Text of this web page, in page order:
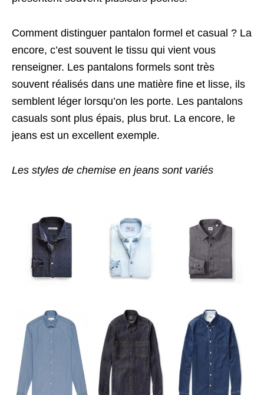
Comment distinguer pantalon formel et casual ? La
encore, c’est souvent le tissu qui vient vous
renseigner. Les pantalons formels sont très
souvent réalisés dans une matière fine et lisse, ils
semblent léger lorsqu’on les porte. Les pantalons
casuals sont plus épais, plus brut. La encore, le
jeans est un excellent exemple.
Les styles de chemise en jeans sont variés